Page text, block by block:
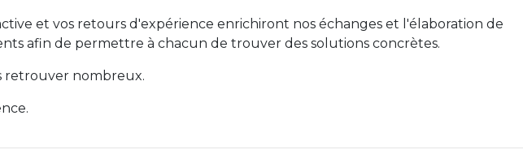
et vos retours d'expérience enrichiront nos échanges et l'élaboration de
afin de permettre à chacun de trouver des solutions concrètes.
retrouver nombreux.